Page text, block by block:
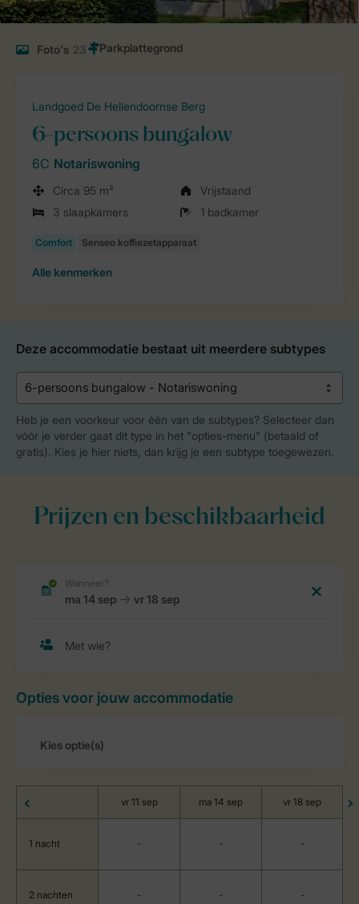
Foto's 23
Landgoed De Hellendoornse Berg
6-persoons bungalow
6C Notariswoning
Circa 95 m²
Vrijstaand
3 slaapkamers
1 badkamer
Alle kenmerken
Deze accommodatie bestaat uit meerdere subtypes
Heb je een voorkeur voor één van de subtypes? Selecteer dan
vóór je verder gaat dit type in het "opties-menu" (betaald of
gratis). Kies je hier niets, dan krijg je een subtype toegewezen.
Prijzen en beschikbaarheid
Opties voor jouw accommodatie
vr 11 sep ma 14 sep vr 18 sep
1 nacht - - -
2 nachten - - -